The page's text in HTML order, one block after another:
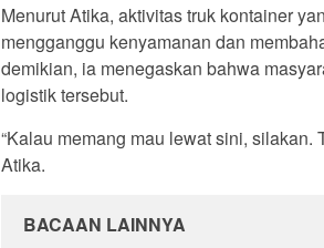
Menurut Atika, aktivitas truk kontainer
mengganggu kenyamanan dan
demikian, ia menegaskan bahwa
logistik tersebut.
“Kalau memang mau lewat sini, silakan.
Atika.
BACAAN LAINNYA